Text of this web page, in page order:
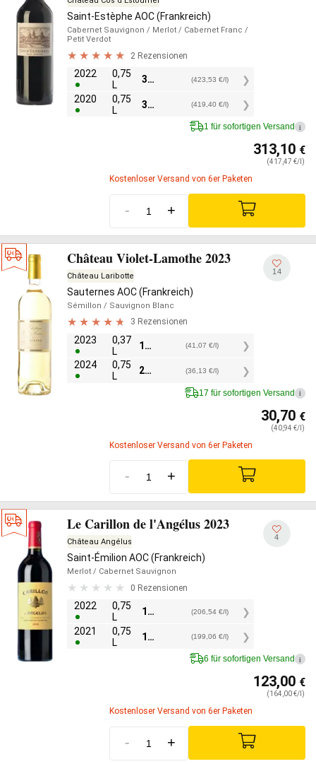
Saint-Estèphe AOC (Frankreich)
Cabernet Sauvignon / Merlot / Cabernet Franc /
Petit Verdot
2 Rezensionen
2022
0,75
L
317,65 (423,53 €/l)
2020
0,75
L
314,55 (419,40 €/l)
1 für sofortigen Versand i
313,10 €
(417,47 €/l)
Kostenloser Versand von 6er Paketen
- +
Château Violet-Lamothe 2023
Château Laribotte
Sauternes AOC (Frankreich)
Sémillon / Sauvignon Blanc
3 Rezensionen
2023
0,37
L
15,20 (41,07 €/l)
2024
0,75
L
27,10 (36,13 €/l)
14
17 für sofortigen Versand i
30,70 €
(40,94 €/l)
Kostenloser Versand von 6er Paketen
- +
Le Carillon de l'Angélus 2023
Château Angélus
Saint-Émilion AOC (Frankreich)
Merlot / Cabernet Sauvignon
0 Rezensionen
2022
0,75
L
154,90 (206,54 €/l)
2021
0,75
L
149,30 (199,06 €/l)
4
6 für sofortigen Versand i
123,00 €
(164,00 €/l)
Kostenloser Versand von 6er Paketen
- +